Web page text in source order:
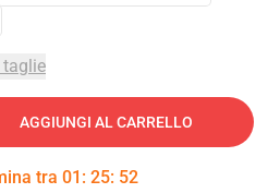
AGGIUNGI AL CARRELLO
tra 01 : 25: 51